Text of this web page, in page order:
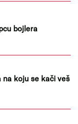
bojlera
koju se kači veš